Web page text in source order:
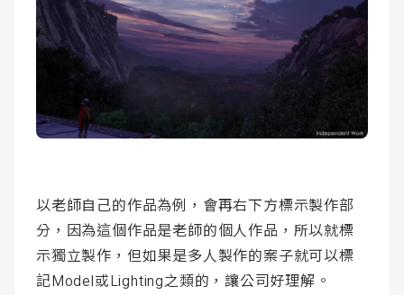
以老師自己的作品為例，會再右下方標示製作部
分，因為這個作品是老師的個人作品，所以就標
示獨立製作，但如果是多人製作的案子就可以標
記Model或Lighting之類的，讓公司好理解。